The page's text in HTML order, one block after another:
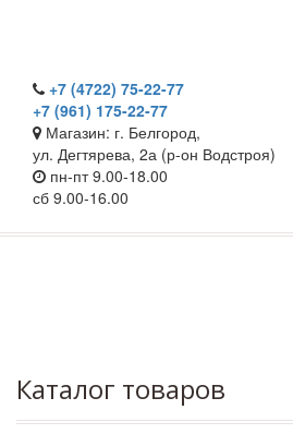
+7 (4722) 75-22-77
+7 (961) 175-22-77
Магазин: г. Белгород,
ул. Дегтярева, 2а (р-он Водстроя)
пн-пт 9.00-18.00
сб 9.00-16.00
Каталог товаров